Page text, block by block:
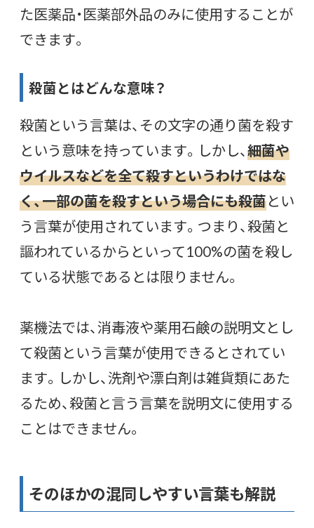
た医薬品・医薬部外品のみに使用することが
できます。
殺菌とはどんな意味？
殺菌という言葉は、その文字の通り菌を殺す
という意味を持っています。しかし、細菌や
ウイルスなどを全て殺すというわけではな
く、一部の菌を殺すという場合にも殺菌とい
う言葉が使用されています。つまり、殺菌と
謳われているからといって100%の菌を殺し
ている状態であるとは限りません。
薬機法では、消毒液や薬用石鹸の説明文とし
て殺菌という言葉が使用できるとされてい
ます。しかし、洗剤や漂白剤は雑貨類にあた
るため、殺菌と言う言葉を説明文に使用する
ことはできません。
そのほかの混同しやすい言葉も解説